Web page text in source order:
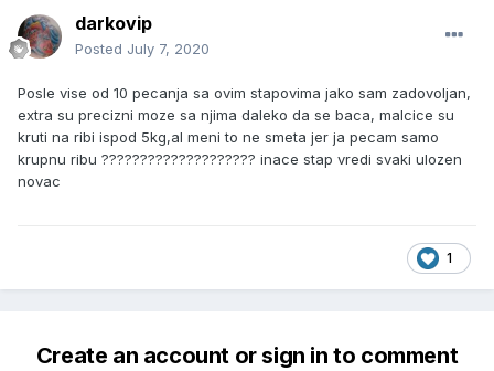
darkovip
Posted July 7, 2020
Posle vise od 10 pecanja sa ovim stapovima jako sam zadovoljan,
extra su precizni moze sa njima daleko da se baca, malcice su
kruti na ribi ispod 5kg,al meni to ne smeta jer ja pecam samo
krupnu ribu ???????????????????? inace stap vredi svaki ulozen
novac
1
Create an account or sign in to comment